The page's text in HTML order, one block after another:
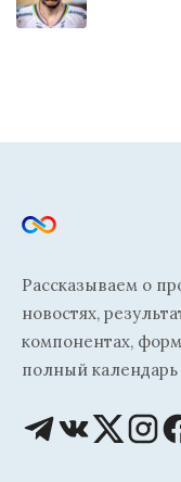
Рассказываем о
новостях,
компонентах,
полный календарь